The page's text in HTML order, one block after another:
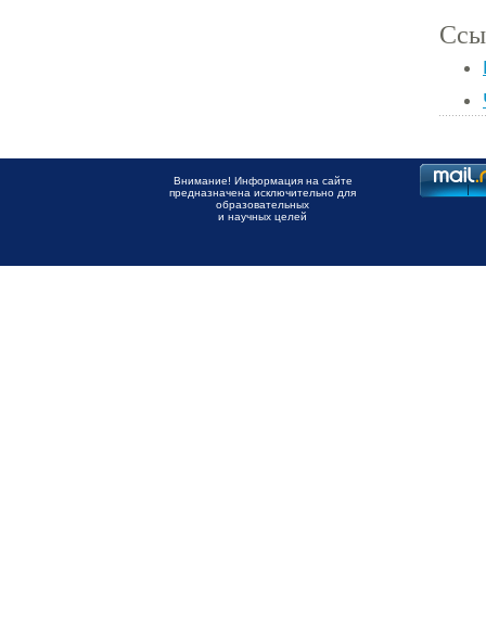
Внимание! Информация на сайте
предназначена исключительно для
образовательных
и научных целей